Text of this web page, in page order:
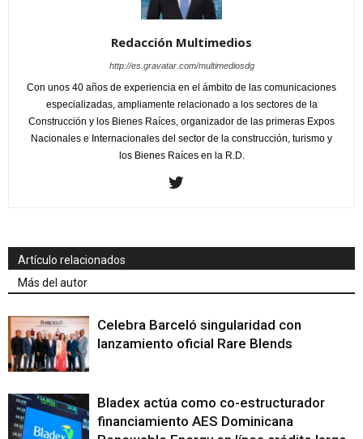
Redacción Multimedios
http://es.gravatar.com/multimediosdg
Con unos 40 años de experiencia en el ámbito de las comunicaciones
especializadas, ampliamente relacionado a los sectores de la
Construcción y los Bienes Raíces, organizador de las primeras Expos
Nacionales e Internacionales del sector de la construcción, turismo y
los Bienes Raíces en la R.D.
Artículo relacionados
Más del autor
Celebra Barceló singularidad con
lanzamiento oficial Rare Blends
Bladex actúa como co-estructurador
financiamiento AES Dominicana